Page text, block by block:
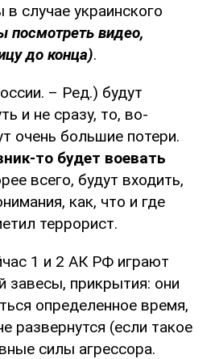
случае украинского
посмотреть видео,
до конца).
– Ред.) будут
и не сразу, то, во-
очень большие потери.
то будет воевать
всего, будут входить,
как, что и где
террорист.
1 и 2 АК РФ играют
завесы, прикрытия: они
определенное время,
развернутся (если такое
силы агрессора.